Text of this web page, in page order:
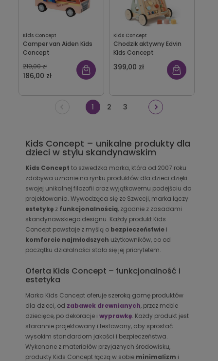
Kids Concept
Camper van Aiden Kids
Concept
186,00 zł
219,00 zł
Kids Concept
Chodzik aktywny Edvin
Kids Concept
399,00 zł
1 2 3
Kids Concept – unikalne produkty dla
dzieci w stylu skandynawskim
Kids Concept to szwedzka marka, która od 2007 roku
zdobywa uznanie na rynku produktów dla dzieci dzięki
swojej unikalnej filozofii oraz wyjątkowemu podejściu do
projektowania. Wywodząca się ze Szwecji, marka łączy
estetykę z funkcjonalnością, zgodnie z zasadami
skandynawskiego designu. Każdy produkt Kids
Concept powstaje z myślą o bezpieczeństwie i
komforcie najmłodszych użytkowników, co od
początku działalności stało się jej priorytetem.
Oferta Kids Concept – funkcjonalność i
estetyka
Marka Kids Concept oferuje szeroką gamę produktów
dla dzieci, od zabawek drewnianych, przez meble
dziecięce, po dekoracje i wyprawkę. Każdy produkt jest
starannie projektowany i testowany, aby sprostać
wysokim standardom jakości i bezpieczeństwa.
Wykonane z materiałów przyjaznych środowisku,
produkty Kids Concept łączą w sobie minimalizm i